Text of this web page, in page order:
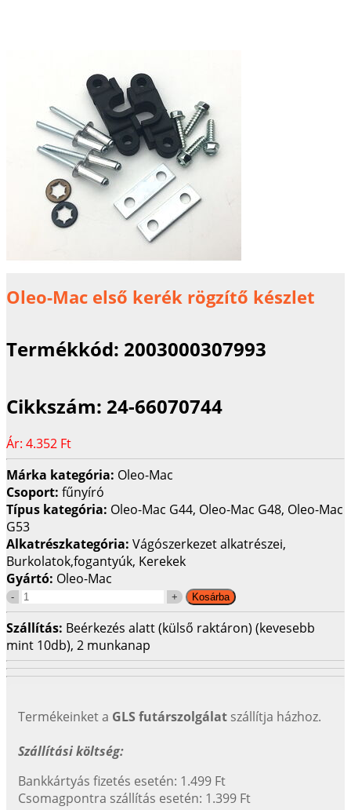
Oleo-Mac első kerék rögzítő készlet
Termékkód: 2003000307993
Cikkszám: 24-66070744
Ár: 4.352 Ft
Márka kategória: Oleo-Mac
Csoport: fűnyíró
Típus kategória: Oleo-Mac G44, Oleo-Mac G48, Oleo-Mac
G53
Alkatrészkategória: Vágószerkezet alkatrészei,
Burkolatok,fogantyúk, Kerekek
Gyártó: Oleo-Mac
Szállítás: Beérkezés alatt (külső raktáron) (kevesebb
mint 10db), 2 munkanap
Termékeinket a GLS futárszolgálat szállítja házhoz.
Szállítási költség:
Bankkártyás fizetés esetén: 1.499 Ft
Csomagpontra szállítás esetén: 1.399 Ft